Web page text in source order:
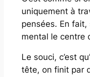
uniquement à
pensées. En
mental le centre
Le souci, c’est
tête, on finit par